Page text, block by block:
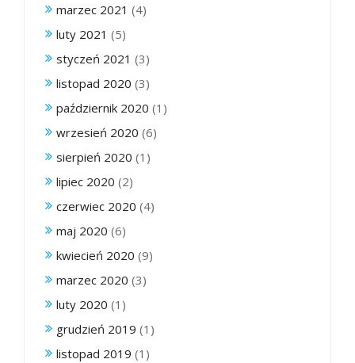
marzec 2021 (4)
luty 2021 (5)
styczeń 2021 (3)
listopad 2020 (3)
październik 2020 (1)
wrzesień 2020 (6)
sierpień 2020 (1)
lipiec 2020 (2)
czerwiec 2020 (4)
maj 2020 (6)
kwiecień 2020 (9)
marzec 2020 (3)
luty 2020 (1)
grudzień 2019 (1)
listopad 2019 (1)